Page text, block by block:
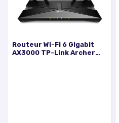
Routeur Wi-Fi 6 Gigabit
AX3000 TP-Link Archer